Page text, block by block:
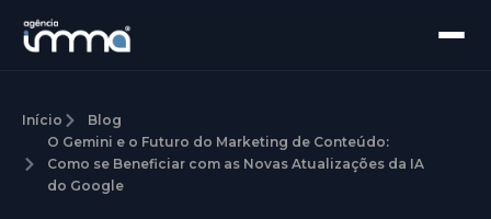
Início
Blog
O Gemini e o Futuro do Marketing de Conteúdo:
Como se Beneficiar com as Novas Atualizações da IA
do Google